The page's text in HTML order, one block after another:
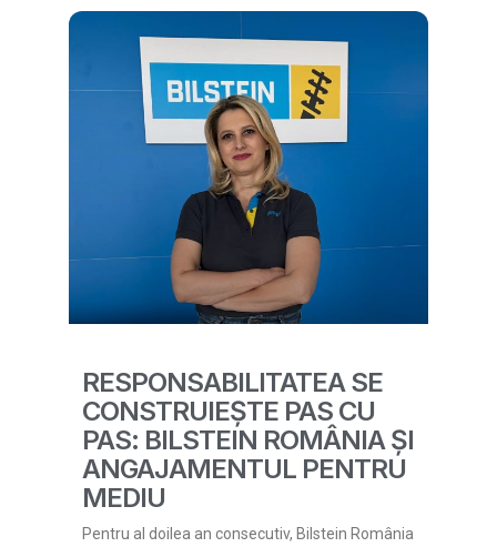
RESPONSABILITATEA SE
CONSTRUIEȘTE PAS CU
PAS: BILSTEIN ROMÂNIA ȘI
ANGAJAMENTUL PENTRU
MEDIU
Pentru al doilea an consecutiv, Bilstein România